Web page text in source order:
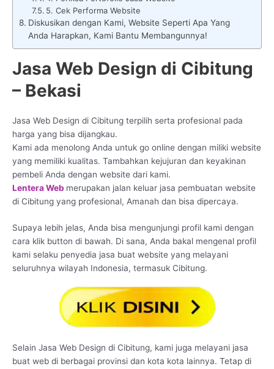
5. Cek Performa Website
Diskusikan dengan Kami, Website Seperti Apa Yang
Anda Harapkan, Kami Bantu Membangunnya!
Jasa Web Design di Cibitung
– Bekasi
Jasa Web Design di Cibitung terpilih serta profesional pada
harga yang bisa dijangkau.
Kami ada menolong Anda untuk go online dengan miliki website
yang memiliki kualitas. Tambahkan kejujuran dan keyakinan
pembeli Anda dengan website dari kami.
Lentera Web merupakan jalan keluar jasa pembuatan website
di Cibitung yang profesional, Amanah dan bisa dipercaya.
Supaya lebih jelas, Anda bisa mengunjungi profil kami dengan
cara klik button di bawah. Di sana, Anda bakal mengenal profil
kami selaku penyedia jasa buat website yang melayani
seluruhnya wilayah Indonesia, termasuk Cibitung.
Selain Jasa Web Design di Cibitung, kami juga melayani jasa
buat web di berbagai provinsi dan kota kota lainnya. Tetap di